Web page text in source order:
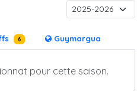
6 Guymargua
pour cette saison.